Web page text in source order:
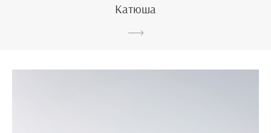
Катюша